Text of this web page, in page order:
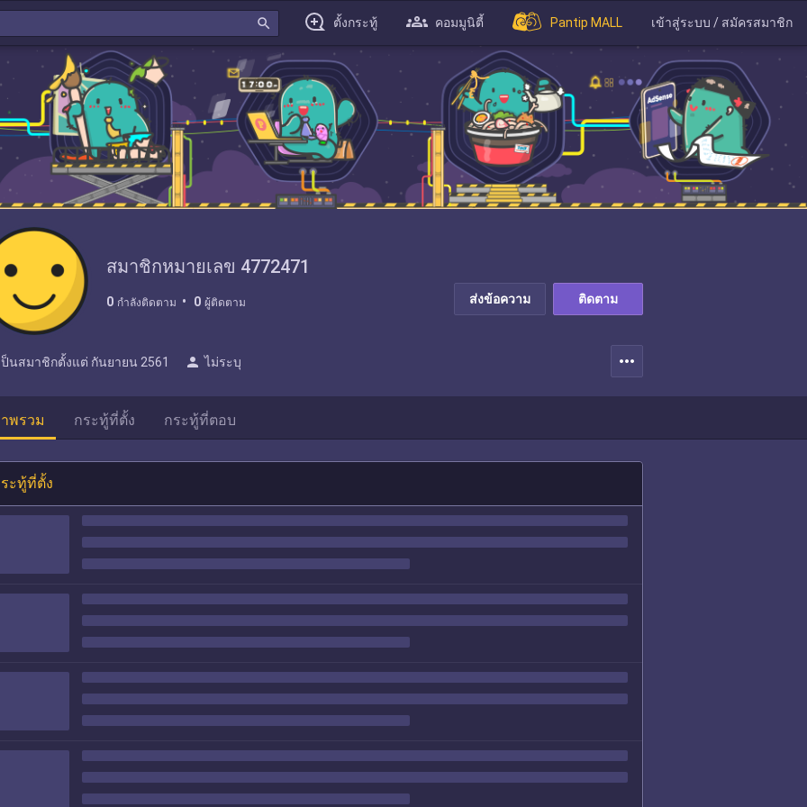
search ตั้งกระทู้ คอมมูนิตี้ Pantip MALL เข้าสู่ระบบ / สมัครสมาชิก
สมาชิกหมายเลข 4772471
0 กำลังติดตาม 0 ผู้ติดตาม ส่งข้อความ ติดตาม
ป็นสมาชิกตั้งแต่ กันยายน 2561 person ไม่ระบุ more_horiz
พรวม กระทู้ที่ตั้ง กระทู้ที่ตอบ
ะทู้ที่ตั้ง